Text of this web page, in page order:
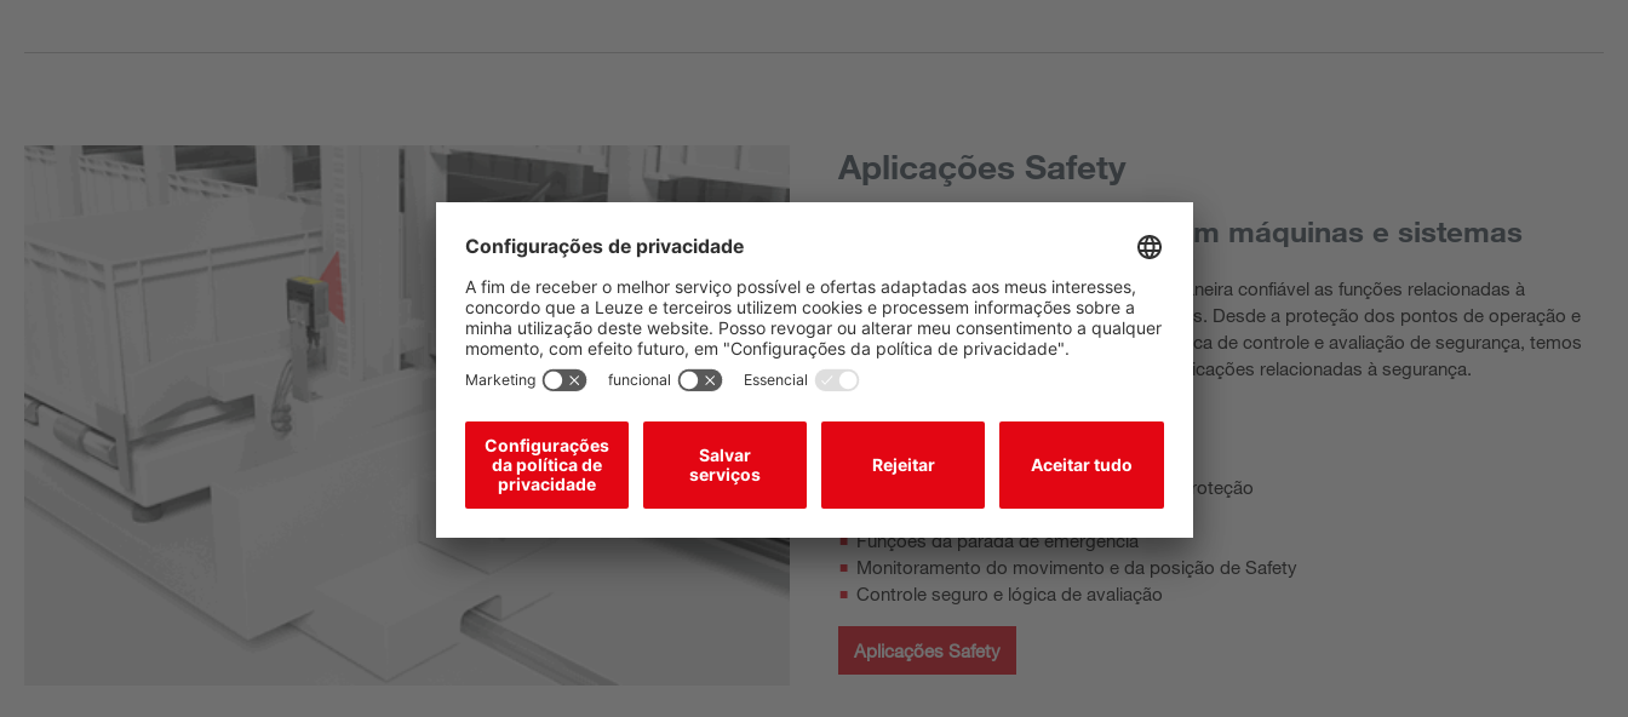
Aplicações Safety
Sensores de segurança em máquinas e sistemas
Os sensores de segurança cumprem de maneira confiável as funções relacionadas à
segurança exigidas em máquinas e sistemas. Desde a proteção dos pontos de operação e
funções de parada de emergência até a lógica de controle e avaliação de segurança, temos
sensores e componentes para todas as aplicações relacionadas à segurança.
Proteção dos pontos de operação
Proteções de acesso e dispositivos de proteção
Proteção de área
Funções da parada de emergência
Monitoramento do movimento e da posição de Safety
Controle seguro e lógica de avaliação
Aplicações Safety